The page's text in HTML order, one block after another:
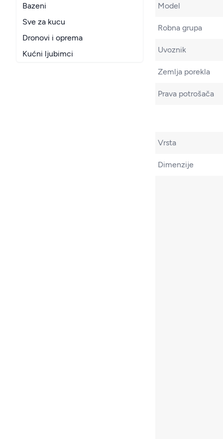
Bazeni
Sve za kucu
Dronovi i oprema
Kućni ljubimci
Model
Robna grupa
Uvoznik
Zemlja porekla
Prava potrošača
Vrsta
Dimenzije